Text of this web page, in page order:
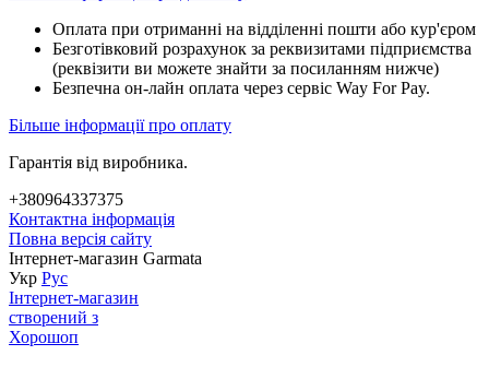
Оплата при отриманні на відділенні пошти або кур'єром
Безготівковий розрахунок за реквизитами підприємства
(реквізити ви можете знайти за посиланням нижче)
Безпечна он-лайн оплата через сервіс Way For Pay.
Більше інформації про оплату
Гарантія від виробника.
+380964337375
Контактна інформація
Повна версія сайту
Інтернет-магазин Garmata
Укр Рус
Інтернет-магазин
створений з
Хорошоп